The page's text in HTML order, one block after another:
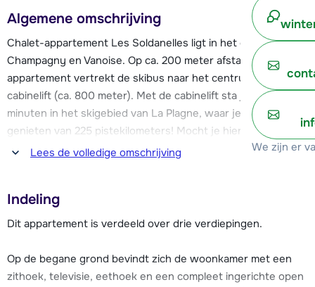
We zijn er
Algemene omschrijving
Chalet-appartement Les Soldanelles ligt in het dorp
Champagny en Vanoise. Op ca. 200 meter afstand van het
appartement vertrekt de skibus naar het centrum en de
cabinelift (ca. 800 meter). Met de cabinelift sta je binnen 8
minuten in het skigebied van La Plagne, waar je kunt
genieten van 225 pistekilometers! Mocht je hier niet genoeg
aan hebben, kun je met de Vanoise Express het dal
Champagny en Vanoise bestaat voornamelijk uit blauwe en
rode pistes, wat het geschikt maakt voor beginners. Via
Faciliteiten als een skischool, sportwinkels met skiverhuur,
Lees de volledige omschrijving
Indeling
Dit appartement is verdeeld over drie verdiepingen.
Op de begane grond bevindt zich de woonkamer met een
zithoek, televisie, eethoek en een compleet ingerichte open